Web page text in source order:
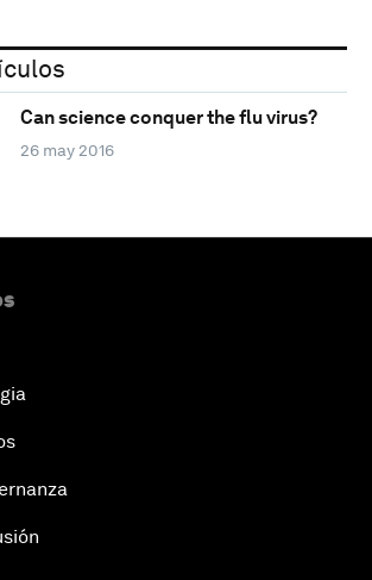
Can science conquer the flu virus?
26 may 2016